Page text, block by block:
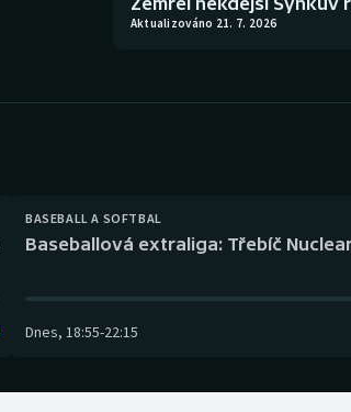
Aktualizováno 21. 7. 2026
BASEBALL A SOFTBAL
Baseballová extraliga: Třebíč
Dnes, 18:55-22:15